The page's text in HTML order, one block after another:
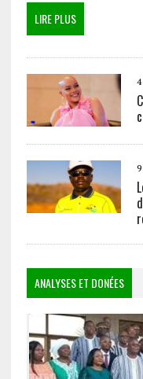
LIRE PLUS
ANALYSES ET DONÉES